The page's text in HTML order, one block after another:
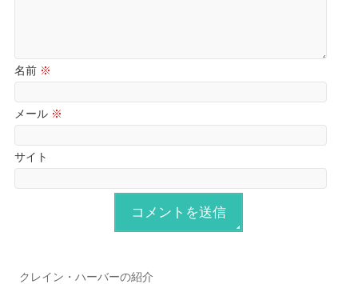
名前 ※
メール ※
サイト
クレイン・ハーバーの紹介